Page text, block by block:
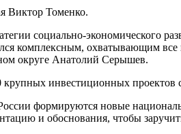
Виктор Томенко.
социально-экономического
комплексным, охватывающим
округе Анатолий Серышев.
инвестиционных
формируются новые
и обоснования, чтобы